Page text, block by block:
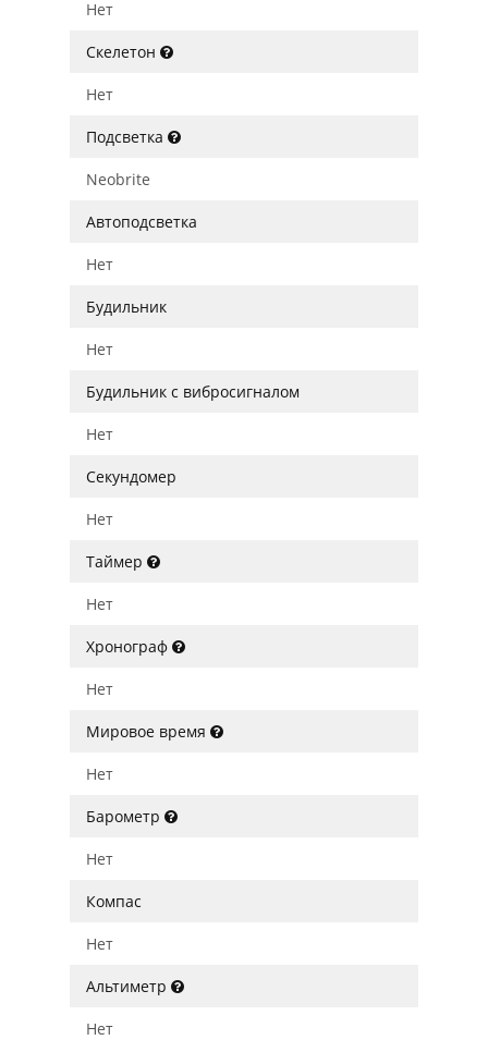
Нет
Скелетон
Нет
Подсветка
Neobrite
Автоподсветка
Нет
Будильник
Нет
Будильник с вибросигналом
Нет
Секундомер
Нет
Таймер
Нет
Хронограф
Нет
Мировое время
Нет
Барометр
Нет
Компас
Нет
Альтиметр
Нет